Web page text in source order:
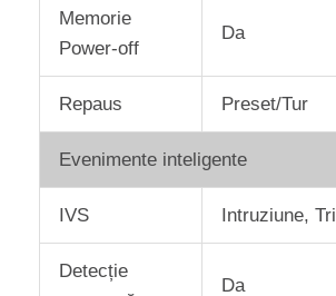
Memorie
Power-off
Da
Repaus Preset/Tur
Evenimente inteligente
IVS Intruziune,
Detecție
Da